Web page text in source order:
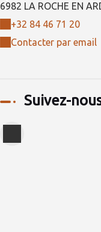
6982 LA ROCHE EN
+32 84 46 71 20
Contacter par email
Suivez-